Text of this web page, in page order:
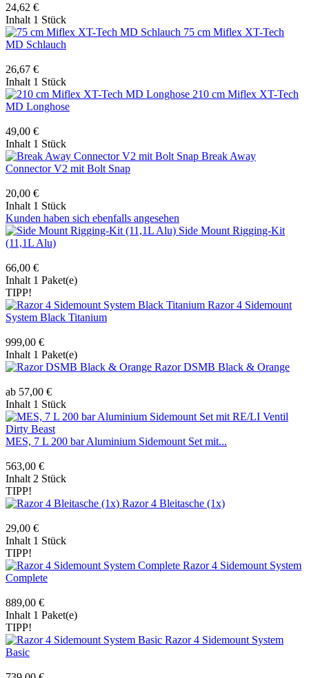
24,62 €
Inhalt 1 Stück
75 cm Miflex XT-Tech
MD Schlauch
26,67 €
Inhalt 1 Stück
210 cm Miflex XT-Tech
MD Longhose
49,00 €
Inhalt 1 Stück
Break Away
Connector V2 mit Bolt Snap
20,00 €
Inhalt 1 Stück
Kunden haben sich ebenfalls angesehen
Side Mount Rigging-Kit
(11,1L Alu)
66,00 €
Inhalt 1 Paket(e)
TIPP!
Razor 4 Sidemount
System Black Titanium
999,00 €
Inhalt 1 Paket(e)
Razor DSMB Black & Orange
ab 57,00 €
Inhalt 1 Stück
MES, 7 L 200 bar Aluminium Sidemount Set mit...
563,00 €
Inhalt 2 Stück
TIPP!
Razor 4 Bleitasche (1x)
29,00 €
Inhalt 1 Stück
TIPP!
Razor 4 Sidemount System
Complete
889,00 €
Inhalt 1 Paket(e)
TIPP!
Razor 4 Sidemount System
Basic